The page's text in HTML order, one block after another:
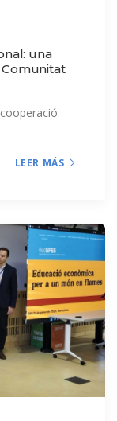
una
LEER MÁS